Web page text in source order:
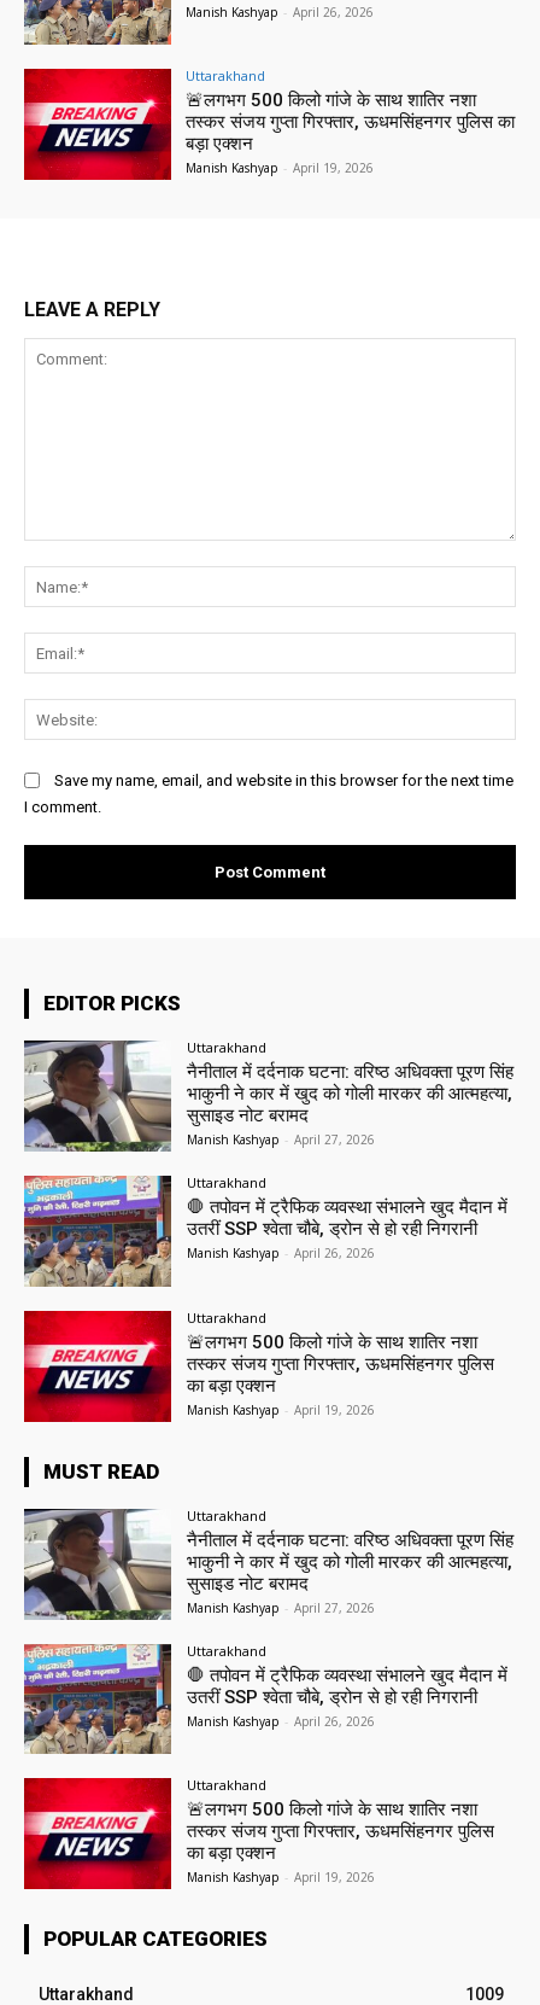
Manish Kashyap - April 26, 2026
Uttarakhand
🚨लगभग 500 किलो गांजे के साथ शातिर नशा
तस्कर संजय गुप्ता गिरफ्तार, ऊधमसिंहनगर पुलिस का
बड़ा एक्शन
Manish Kashyap - April 19, 2026
LEAVE A REPLY
Save my name, email, and website in this browser for the next time
I comment.
EDITOR PICKS
Uttarakhand
नैनीताल में दर्दनाक घटना: वरिष्ठ अधिवक्ता पूरण सिंह
भाकुनी ने कार में खुद को गोली मारकर की आत्महत्या,
सुसाइड नोट बरामद
Manish Kashyap - April 27, 2026
Uttarakhand
🛑 तपोवन में ट्रैफिक व्यवस्था संभालने खुद मैदान में
उतरीं SSP श्वेता चौबे, ड्रोन से हो रही निगरानी
Manish Kashyap - April 26, 2026
Uttarakhand
🚨लगभग 500 किलो गांजे के साथ शातिर नशा
तस्कर संजय गुप्ता गिरफ्तार, ऊधमसिंहनगर पुलिस
का बड़ा एक्शन
Manish Kashyap - April 19, 2026
MUST READ
Uttarakhand
नैनीताल में दर्दनाक घटना: वरिष्ठ अधिवक्ता पूरण सिंह
भाकुनी ने कार में खुद को गोली मारकर की आत्महत्या,
सुसाइड नोट बरामद
Manish Kashyap - April 27, 2026
Uttarakhand
🛑 तपोवन में ट्रैफिक व्यवस्था संभालने खुद मैदान में
उतरीं SSP श्वेता चौबे, ड्रोन से हो रही निगरानी
Manish Kashyap - April 26, 2026
Uttarakhand
🚨लगभग 500 किलो गांजे के साथ शातिर नशा
तस्कर संजय गुप्ता गिरफ्तार, ऊधमसिंहनगर पुलिस
का बड़ा एक्शन
Manish Kashyap - April 19, 2026
POPULAR CATEGORIES
Uttarakhand 1009